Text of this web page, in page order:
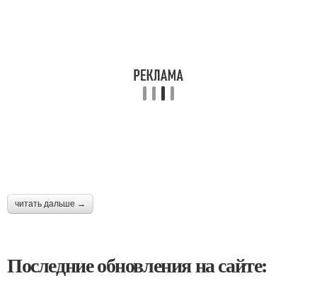
читать дальше →
Последние обновления на сайте: